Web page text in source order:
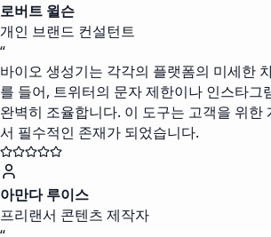
로버트 윌슨
개인 브랜드 컨설턴트
“
바이오 생성기는 각각의 플랫폼의 미세한
를 들어, 트위터의 문자 제한이나 인스타그
완벽히 조율합니다. 이 도구는 고객을 위한
서 필수적인 존재가 되었습니다.
아만다 루이스
프리랜서 콘텐츠 제작자